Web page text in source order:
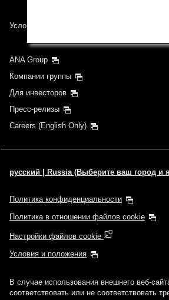
Условия перевозки
ANA Group
Компании группы
Для инвесторов
Пресс-релизы
Careers (English Only)
русский | Russia (Выберите ваш город и
Политика конфиденциальности
Политика в отношении файлов cookie
Настройки файлов cookie
Условия и положения
В случае использования внешнего веб-
соответствовать или не соответствовать